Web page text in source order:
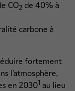
CO2 de 40% à
carbone à
fortement
l’atmosphère,
en 20301 au lieu